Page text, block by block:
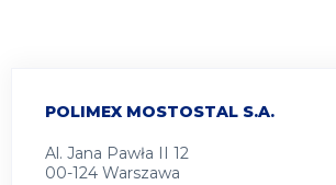
POLIMEX MOSTOSTAL S.A.
Al. Jana Pawła II 12
00-124 Warszawa